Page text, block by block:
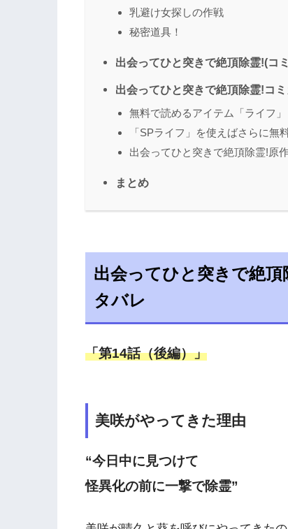
乳避け女探しの作戦
秘密道具！
出会ってひと突きで絶頂除霊!(コ
出会ってひと突きで絶頂除霊!コ
無料で読めるアイテム「ライフ」
「SPライフ」を使えばさらに無
出会ってひと突きで絶頂除霊!原
まとめ
出会ってひと突きで絶
タバレ
「第14話（後編）」
美咲がやってきた理由
“今日中に見つけて
怪異化の前に一撃で除霊”